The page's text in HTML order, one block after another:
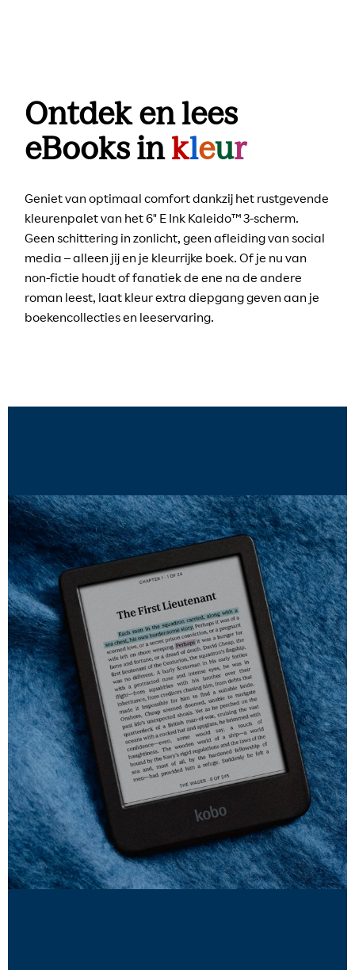
Ontdek en lees
eBooks inkleur
Geniet van optimaal comfort dankzij het rustgevende
kleurenpalet van het 6" E Ink Kaleido™ 3-scherm.
Geen schittering in zonlicht, geen afleiding van social
media – alleen jij en je kleurrijke boek. Of je nu van
non-fictie houdt of fanatiek de ene na de andere
roman leest, laat kleur extra diepgang geven aan je
boekencollecties en leeservaring.